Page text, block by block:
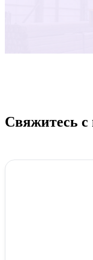
Свяжитесь с